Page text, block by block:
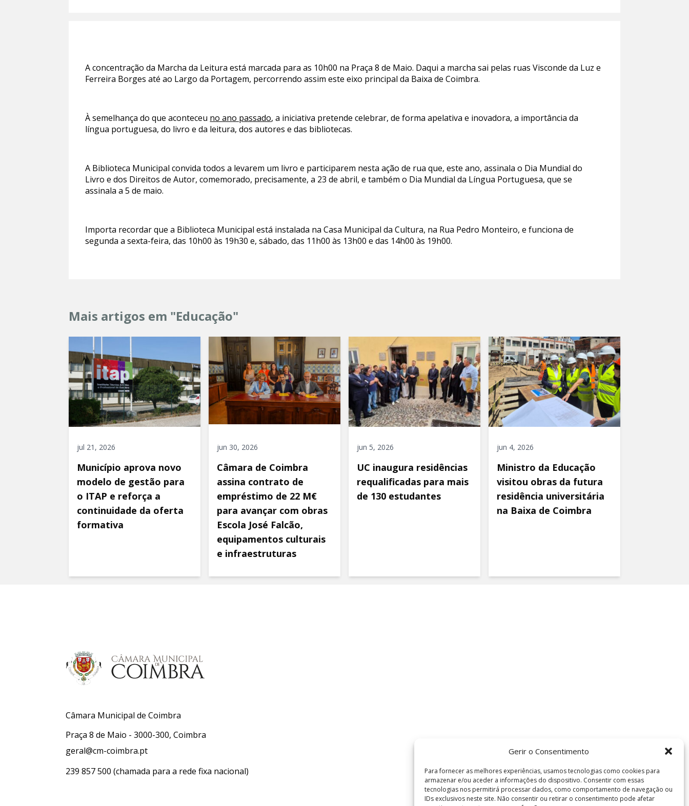
Gerir o Consentimento
Para fornecer as melhores experiências, usamos tecnologias como cookies para
armazenar e/ou aceder a informações do dispositivo. Consentir com essas
tecnologias nos permitirá processar dados, como comportamento de navegação ou
IDs exclusivos neste site. Não consentir ou retirar o consentimento pode afetar
A concentração da Marcha da Leitura está marcada para as 10h00 na Praça 8 de Maio. Daqui a marcha sai pelas ruas Visconde da Luz e
Ferreira Borges até ao Largo da Portagem, percorrendo assim este eixo principal da Baixa de Coimbra.
À semelhança do que aconteceu no ano passado, a iniciativa pretende celebrar, de forma apelativa e inovadora, a importância da
língua portuguesa, do livro e da leitura, dos autores e das bibliotecas.
A Biblioteca Municipal convida todos a levarem um livro e participarem nesta ação de rua que, este ano, assinala o Dia Mundial do
Livro e dos Direitos de Autor, comemorado, precisamente, a 23 de abril, e também o Dia Mundial da Língua Portuguesa, que se
assinala a 5 de maio.
Importa recordar que a Biblioteca Municipal está instalada na Casa Municipal da Cultura, na Rua Pedro Monteiro, e funciona de
segunda a sexta-feira, das 10h00 às 19h30 e, sábado, das 11h00 às 13h00 e das 14h00 às 19h00.
Mais artigos em "Educação"
jul 21, 2026
Município aprova novo
modelo de gestão para
o ITAP e reforça a
continuidade da oferta
formativa
jun 30, 2026
Câmara de Coimbra
assina contrato de
empréstimo de 22 M€
para avançar com obras
Escola José Falcão,
equipamentos culturais
e infraestruturas
jun 5, 2026
UC inaugura residências
requalificadas para mais
de 130 estudantes
jun 4, 2026
Ministro da Educação
visitou obras da futura
residência universitária
na Baixa de Coimbra
Câmara Municipal de Coimbra
Praça 8 de Maio - 3000-300, Coimbra
geral@cm-coimbra.pt
239 857 500 (chamada para a rede fixa nacional)